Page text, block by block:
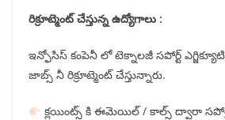
రిక్రూట్మెంట్ చేస్తున్న ఉద్యోగాలు :
ఇన్ఫోసిస్ కంపెనీ లో టెక్నాలజీ సపోర్ట్
జాబ్స్ నీ రిక్రూట్మెంట్ చేస్తున్నారు.
క్లయింట్స్ కి ఈమెయిల్ / కాల్స్ ద్వారా